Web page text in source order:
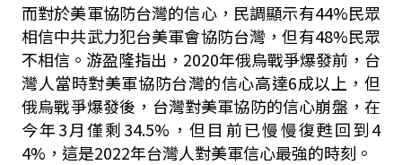
而對於美軍協防台灣的信心，民調顯示有44%民眾
相信中共武力犯台美軍會協防台灣，但有48%民眾
不相信。游盈隆指出，2020年俄烏戰爭爆發前，台
灣人當時對美軍協防台灣的信心高達6成以上，但
俄烏戰爭爆發後，台灣對美軍協防的信心崩盤，在
今年3月僅剩34.5%，但目前已慢慢復甦回到4
4%，這是2022年台灣人對美軍信心最強的時刻。